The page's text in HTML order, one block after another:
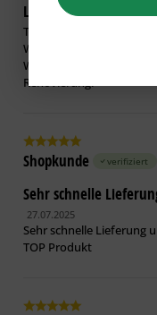
Lieferung und Preis
Top Produkt, zu einem
Wurde direkt verarbeitet
Wir haben damit Rigips-
Renovierung.
Shopkunde verifiziert
Sehr schnelle
27.07.2025
Sehr schnelle Lieferung
TOP Produkt